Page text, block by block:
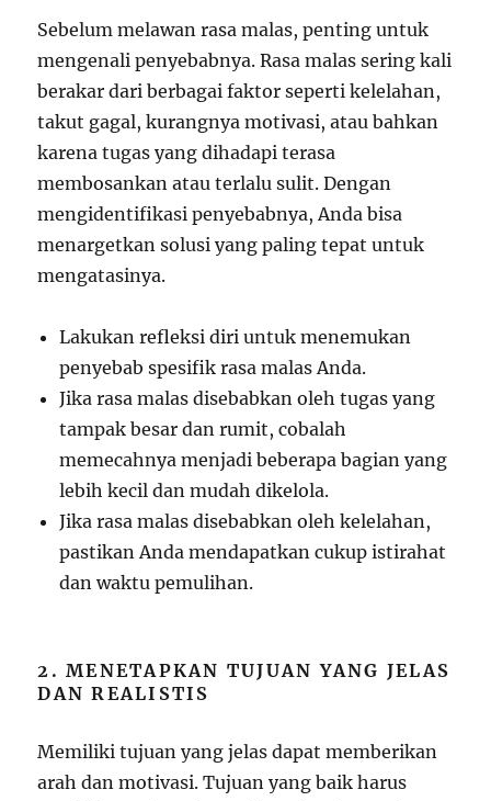
Sebelum melawan rasa malas, penting untuk
mengenali penyebabnya. Rasa malas sering kali
berakar dari berbagai faktor seperti kelelahan,
takut gagal, kurangnya motivasi, atau bahkan
karena tugas yang dihadapi terasa
membosankan atau terlalu sulit. Dengan
mengidentifikasi penyebabnya, Anda bisa
menargetkan solusi yang paling tepat untuk
mengatasinya.
Lakukan refleksi diri untuk menemukan
penyebab spesifik rasa malas Anda.
Jika rasa malas disebabkan oleh tugas yang
tampak besar dan rumit, cobalah
memecahnya menjadi beberapa bagian yang
lebih kecil dan mudah dikelola.
Jika rasa malas disebabkan oleh kelelahan,
pastikan Anda mendapatkan cukup istirahat
dan waktu pemulihan.
2. MENETAPKAN TUJUAN YANG JELAS
DAN REALISTIS
Memiliki tujuan yang jelas dapat memberikan
arah dan motivasi. Tujuan yang baik harus